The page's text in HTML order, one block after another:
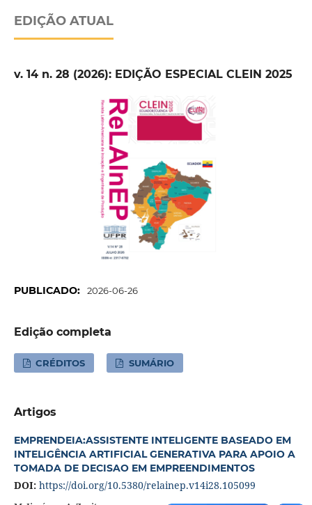
EDIÇÃO ATUAL
v. 14 n. 28 (2026): EDIÇÃO ESPECIAL CLEIN 2025
PUBLICADO: 2026-06-26
Edição completa
CRÉDITOS SUMÁRIO
Artigos
EMPRENDEIA:ASSISTENTE INTELIGENTE BASEADO EM
INTELIGÊNCIA ARTIFICIAL GENERATIVA PARA APOIO A
TOMADA DE DECISAO EM EMPREENDIMENTOS
DOI: https://doi.org/10.5380/relainep.v14i28.105099